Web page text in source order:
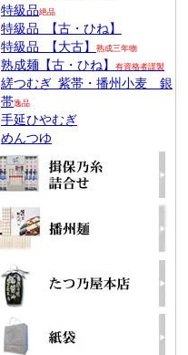
特級品絶品
特級品 【古・ひね】
特級品 【大古】
熟成三年物
熟成麺【古・ひね】 有資格者謹製
縒つむぎ 紫帯・播州小麦 銀
帯逸品
手延ひやむぎ
めんつゆ